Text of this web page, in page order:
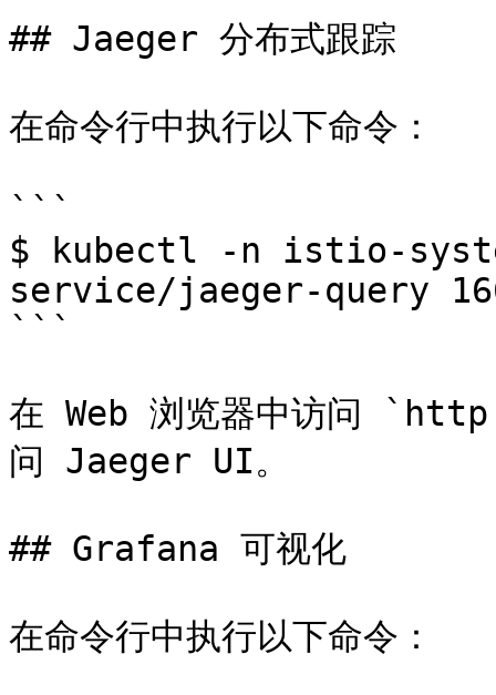
## Jaeger 分布式跟踪
在命令行中执行以下命令：
```
$ kubectl -n istio-
service/jaeger-query
```
在 Web 浏览器中访问
问 Jaeger UI。
## Grafana 可视化
在命令行中执行以下命令：